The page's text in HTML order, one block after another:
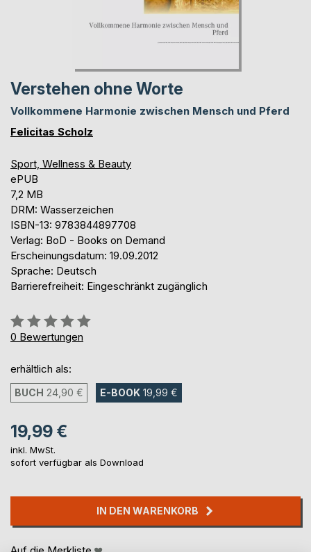
Verstehen ohne Worte
Vollkommene Harmonie zwischen Mensch und Pferd
Felicitas Scholz
Sport, Wellness & Beauty
ePUB
7,2 MB
DRM: Wasserzeichen
ISBN-13: 9783844897708
Verlag: BoD - Books on Demand
Erscheinungsdatum: 19.09.2012
Sprache: Deutsch
Barrierefreiheit: Eingeschränkt zugänglich
Bewertung::
0%
0 Bewertungen
erhältlich als:
BUCH 24,90 € E-BOOK 19,99 €
19,99 €
inkl. MwSt.
sofort verfügbar als Download
IN DEN WARENKORB